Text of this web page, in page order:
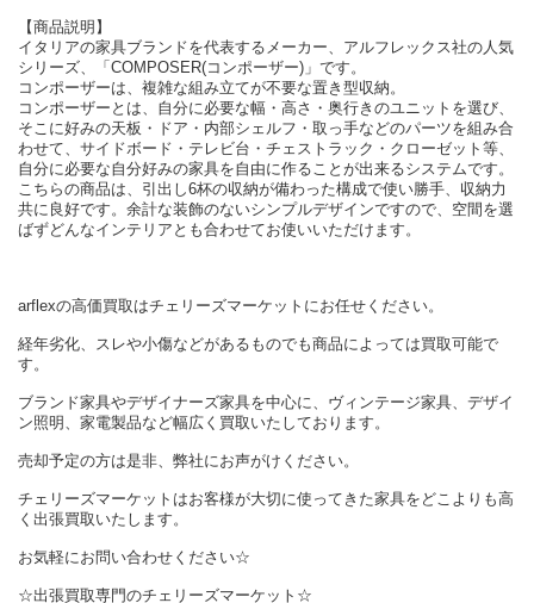
【商品説明】
イタリアの家具ブランドを代表するメーカー、アルフレックス社の人気
シリーズ、「COMPOSER(コンポーザー)」です。
コンポーザーは、複雑な組み立てが不要な置き型収納。
コンポーザーとは、自分に必要な幅・高さ・奥行きのユニットを選び、
そこに好みの天板・ドア・内部シェルフ・取っ手などのパーツを組み合
わせて、サイドボード・テレビ台・チェストラック・クローゼット等、
自分に必要な自分好みの家具を自由に作ることが出来るシステムです。
こちらの商品は、引出し6杯の収納が備わった構成で使い勝手、収納力
共に良好です。余計な装飾のないシンプルデザインですので、空間を選
ばずどんなインテリアとも合わせてお使いいただけます。
arflexの高価買取はチェリーズマーケットにお任せください。
経年劣化、スレや小傷などがあるものでも商品によっては買取可能で
す。
ブランド家具やデザイナーズ家具を中心に、ヴィンテージ家具、デザイ
ン照明、家電製品など幅広く買取いたしております。
売却予定の方は是非、弊社にお声がけください。
チェリーズマーケットはお客様が大切に使ってきた家具をどこよりも高
く出張買取いたします。
お気軽にお問い合わせください☆
☆出張買取専門のチェリーズマーケット☆